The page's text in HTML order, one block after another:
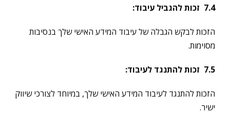
7.4 זכות להגביל עיבוד:
הזכות לבקש הגבלה של עיבוד המידע האישי שלך בנסיבות
מסוימות.
7.5 זכות להתנגד לעיבוד:
הזכות להתנגד לעיבוד המידע האישי שלך, במיוחד לצורכי שיווק
ישיר.